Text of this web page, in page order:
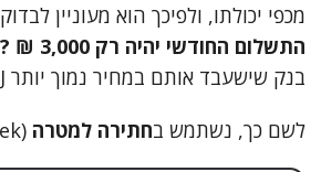
מכפי יכולתו, ולפיכך הוא מעוניין לבדוק
התשלום החודשי יהיה רק 3,000 ₪ ?
בנק שישעבד אותם במחיר נמוך יותר J).
לשם כך, נשתמש בחתירה למטרה (Goal Seek):